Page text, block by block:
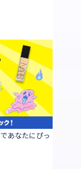
あなたにぴっ